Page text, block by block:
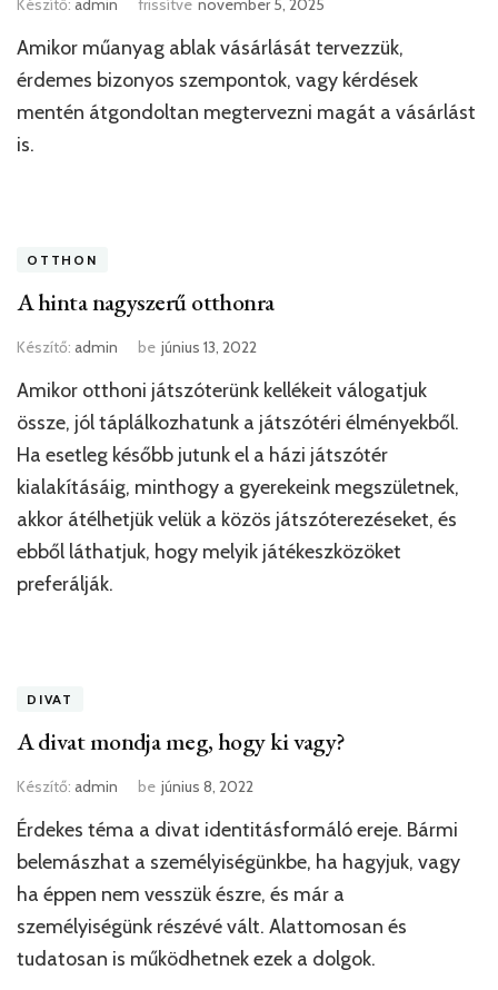
Készítő: admin frissítve november 5, 2025
Amikor műanyag ablak vásárlását tervezzük,
érdemes bizonyos szempontok, vagy kérdések
mentén átgondoltan megtervezni magát a vásárlást
is.
OTTHON
A hinta nagyszerű otthonra
Készítő: admin be június 13, 2022
Amikor otthoni játszóterünk kellékeit válogatjuk
össze, jól táplálkozhatunk a játszótéri élményekből.
Ha esetleg később jutunk el a házi játszótér
kialakításáig, minthogy a gyerekeink megszületnek,
akkor átélhetjük velük a közös játszóterezéseket, és
ebből láthatjuk, hogy melyik játékeszközöket
preferálják.
DIVAT
A divat mondja meg, hogy ki vagy?
Készítő: admin be június 8, 2022
Érdekes téma a divat identitásformáló ereje. Bármi
belemászhat a személyiségünkbe, ha hagyjuk, vagy
ha éppen nem vesszük észre, és már a
személyiségünk részévé vált. Alattomosan és
tudatosan is működhetnek ezek a dolgok.